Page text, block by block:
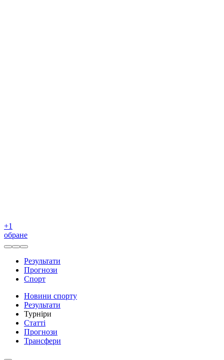
+1
обране
Результати
Прогнози
Спорт
Новини спорту
Результати
Турніри
Статті
Прогнози
Трансфери